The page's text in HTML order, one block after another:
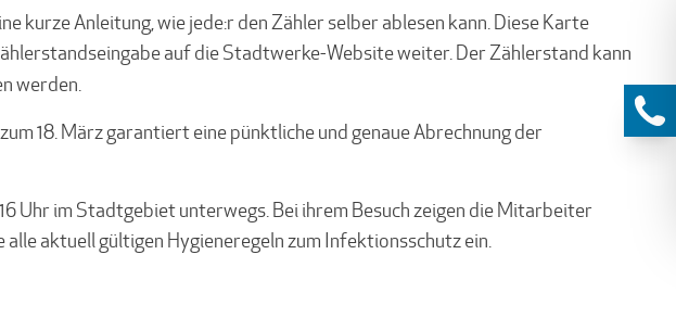
Anleitung, wie jede:r den Zähler selber ablesen kann. Diese Karte
auf die Stadtwerke-Website weiter. Der Zählerstand kann
werden.
18. März garantiert eine pünktliche und genaue Abrechnung der
Uhr im Stadtgebiet unterwegs. Bei ihrem Besuch zeigen die Mitarbeiter
aktuell gültigen Hygieneregeln zum Infektionsschutz ein.